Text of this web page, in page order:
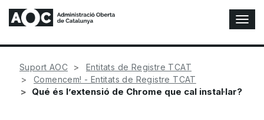
A
l
t
a
Suport AOC
Entitats de Registre TCAT
Comencem! - Entitats de Registre TCAT
Qué és l’extensió de Chrome que cal instal·lar?